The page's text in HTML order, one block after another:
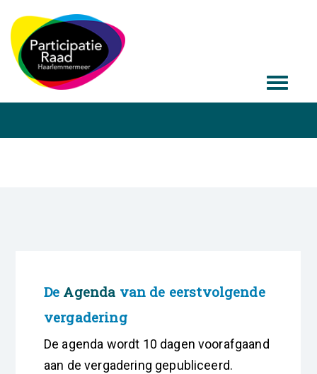
De Agenda van de eerstvolgende
vergadering
De agenda wordt 10 dagen voorafgaand
aan de vergadering gepubliceerd.